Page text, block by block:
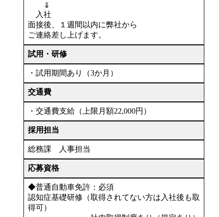
⇓
入社
面接後、１週間以内に弊社から
ご連絡差し上げます。
試用・研修
・試用期間あり（3か月）
交通費
・交通費支給（上限月額22,000円）
採用担当
総務課 人事担当
応募資格
◆普通自動車免許：必須
認知症基礎研修（取得されてない方は入社後も取
得可）